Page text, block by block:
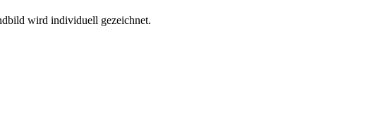
wird individuell gezeichnet.